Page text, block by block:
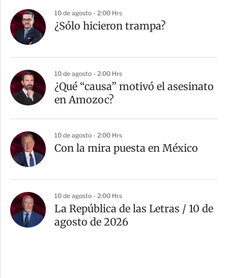
10 de agosto - 2:00 Hrs
¿Sólo hicieron trampa?
10 de agosto - 2:00 Hrs
¿Qué “causa” motivó el asesinato
en Amozoc?
10 de agosto - 2:00 Hrs
Con la mira puesta en México
10 de agosto - 2:00 Hrs
La República de las Letras / 10 de
agosto de 2026